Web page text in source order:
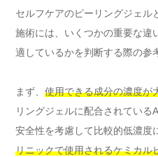
セルフケアのピーリングジェル
施術には、いくつかの重要な違
適しているかを判断する際の参
まず、 使用できる成分の濃度が
リングジェルに配合されている
安全性を考慮して比較的低濃度
リニックで使用されるケミカル